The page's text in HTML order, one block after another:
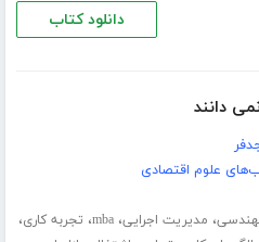
دانلود کتاب
دانند
علوم اقتصادی
، مدیریت اجرایی،mba، تجربه کاری،